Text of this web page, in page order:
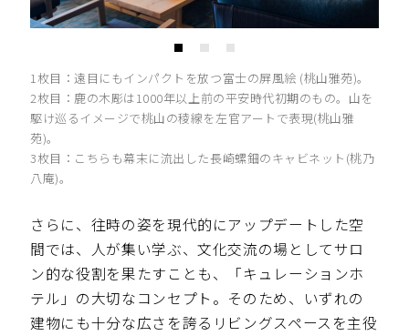
1枚目：遠目にもインパクトを放つ富士の屏風絵 (桃山雅苑)。
2枚目：鹿の木彫は1000年以上前の平安時代初期のもの。山を
駆け巡るイメージで桃山の稜線を左官アートで表現(桃山雅
苑)。
3枚目：こちらも幕末に流出した長崎螺鈿のキャビネット(桃乃
八庵)。
さらに、往時の姿を現代的にアップデートした空
間では、人が集い学ぶ、文化交流の場としてサロ
ン的な役割を果たすことも、「キュレーションホ
テル」の大切なコンセプト。そのため、いずれの
建物にも十分な広さを誇るリビングスペースを主役